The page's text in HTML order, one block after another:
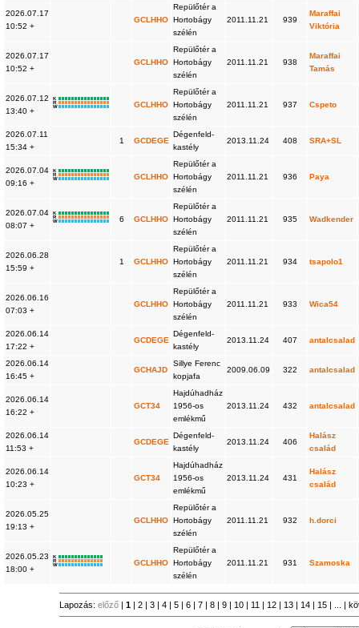
2026.07.17
10:52 +
GCLHHO
Repülőtér a
Hortobágy
szélén
2011.11.21 939
Maraffai
Viktória
2026.07.17
10:52 +
GCLHHO
Repülőtér a
Hortobágy
szélén
2011.11.21 938
Maraffai
Tamás
2026.07.12
13:40 +
K
R
W
GCLHHO
Repülőtér a
Hortobágy
szélén
2011.11.21 937 Cspeto
2026.07.11
15:34 +
1 GCDEGE
Dégenfeld-
kastély
2013.11.24 408 SRA+SL
2026.07.04
09:16 +
K
R
W
GCLHHO
Repülőtér a
Hortobágy
szélén
2011.11.21 936 Paya
2026.07.04
08:07 +
K
R
W
6 GCLHHO
Repülőtér a
Hortobágy
szélén
2011.11.21 935 Wadkender
2026.06.28
15:59 +
1 GCLHHO
Repülőtér a
Hortobágy
szélén
2011.11.21 934 tsapolo1
2026.06.16
07:03 +
GCLHHO
Repülőtér a
Hortobágy
szélén
2011.11.21 933 Wica54
2026.06.14
17:22 +
GCDEGE
Dégenfeld-
kastély
2013.11.24 407 antalcsalad
2026.06.14
16:45 +
GCHAJD
Sillye Ferenc
kopjafa
2009.06.09 322 antalcsalad
2026.06.14
16:22 +
GCT34
Hajdúhadház
1956-os
emlékmű
2013.11.24 432 antalcsalad
2026.06.14
11:53 +
GCDEGE
Dégenfeld-
kastély
2013.11.24 406
Halász
család
2026.06.14
10:23 +
GCT34
Hajdúhadház
1956-os
emlékmű
2013.11.24 431
Halász
család
2026.05.25
19:13 +
GCLHHO
Repülőtér a
Hortobágy
szélén
2011.11.21 932 h.dorci
2026.05.23
18:00 +
K
R
W
GCLHHO
Repülőtér a
Hortobágy
szélén
2011.11.21 931 Szamoska
Lapozás:előző |1 | 2 | 3 | 4 | 5 | 6 | 7 | 8 | 9 | 10 | 11 | 12 | 13 | 14 | 15 | ... |